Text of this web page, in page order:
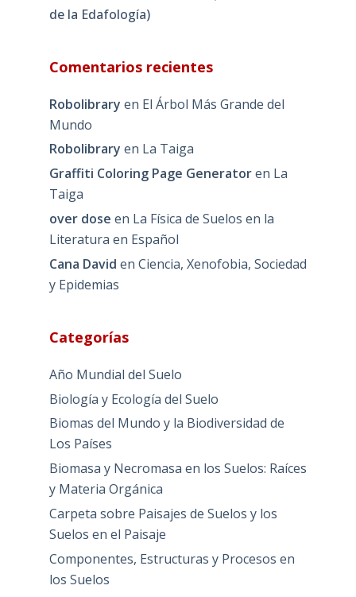
de la Edafología)
Comentarios recientes
Robolibrary en El Árbol Más Grande del
Mundo
Robolibrary en La Taiga
Graffiti Coloring Page Generatoren La
Taiga
over dose en La Física de Suelos en la
Literatura en Español
Cana David en Ciencia, Xenofobia, Sociedad
y Epidemias
Categorías
Año Mundial del Suelo
Biología y Ecología del Suelo
Biomas del Mundo y la Biodiversidad de
Los Países
Biomasa y Necromasa en los Suelos: Raíces
y Materia Orgánica
Carpeta sobre Paisajes de Suelos y los
Suelos en el Paisaje
Componentes, Estructuras y Procesos en
los Suelos